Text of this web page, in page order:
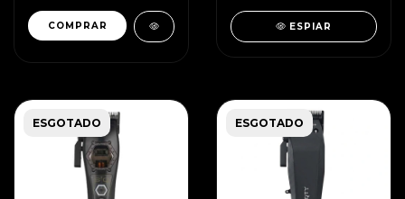
ESPIAR
ESGOTADO ESGOTADO